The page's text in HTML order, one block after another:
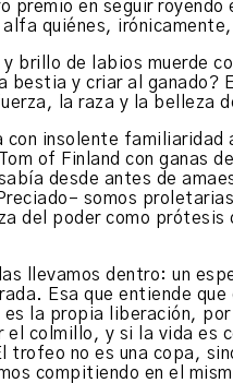
premio en seguir
quiénes,
brillo de labios muerde
bestia y criar al ganado?
la raza y la belleza
con insolente
of Finland con ganas
desde antes de
somos
del poder como
llevamos dentro: un
Esa que entiende
es la propia liberación,
el colmillo, y si la vida es
trofeo no es una copa,
compitiendo en el